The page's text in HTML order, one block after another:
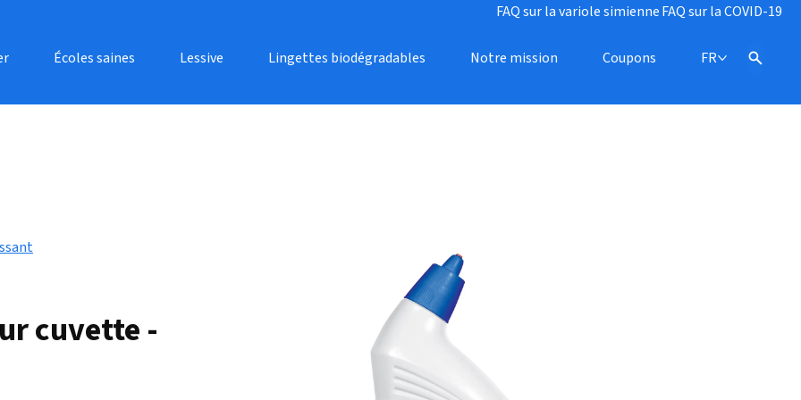
FAQ sur la variole simienneFAQ sur la COVID-19
Écoles saines Lessive Lingettes biodégradables Notre mission Coupons FR
cuvette -